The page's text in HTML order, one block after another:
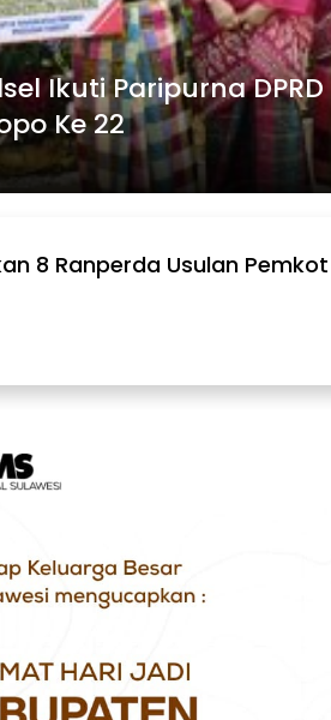
Ikuti Paripurna DPRD
Ke 22
8 Ranperda Usulan Pemkot